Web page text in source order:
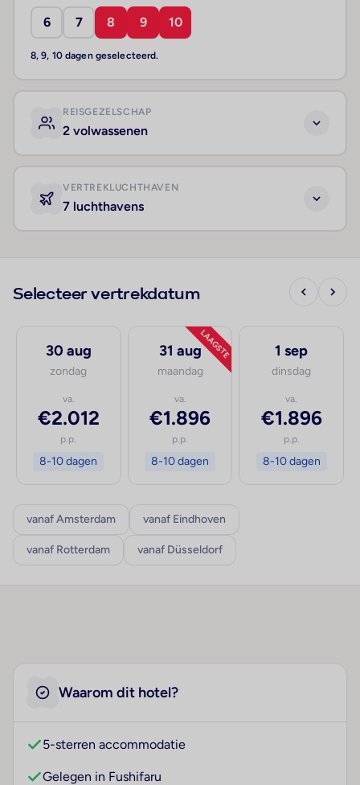
6 7 8 9 10
8, 9, 10 dagen geselecteerd.
REISGEZELSCHAP
2 volwassenen
VERTREKLUCHTHAVEN
7 luchthavens
Selecteer vertrekdatum
30 aug
zondag
va.
€2.012
p.p.
8-10 dagen
LAAGSTE
31 aug
maandag
va.
€1.896
p.p.
8-10 dagen
1 sep
dinsdag
va.
€1.896
p.p.
8-10 dagen
vanaf Amsterdam vanaf Eindhoven
vanaf Rotterdam vanaf Düsseldorf
Waarom dit hotel?
5-sterren accommodatie
Gelegen in Fushifaru